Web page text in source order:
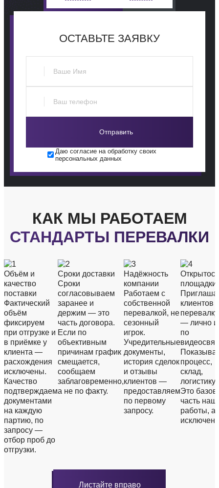
ОСТАВЬТЕ ЗАЯВКУ
Отправить
Даю согласие на обработку своих
персональных данных
КАК МЫ РАБОТАЕМ
СТАНДАРТЫ ПЕРЕВАЛКИ
Объём и
качество
поставки
Фактический
объём
фиксируем
при отгрузке и
в приёмке у
клиента —
расхождения
исключены.
Качество
подтверждаем
документами
на каждую
партию, по
запросу —
отбор проб до
отгрузки.
Сроки доставки
Сроки
согласовываем
заранее и
держим — это
часть договора.
Если по
объективным
причинам график
смещается,
сообщаем
заблаговременно,
а не по факту.
Надёжность
компании
Работаем с
собственной
перевалкой, не
сезонный
игрок.
Учредительные
документы,
история сделок
и отзывы
клиентов —
предоставляем
по первому
запросу.
площадки
клиентов
перевалку
— лично
по
процесс,
склад,
логистику.
Это
часть
работы, а
Листайте вправо